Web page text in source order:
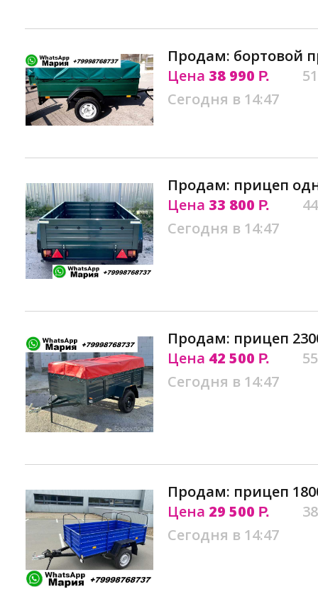
Продам: бортовой
Цена 38 990 Р.
Сегодня в 14:47
Продам: прицеп
Цена 33 800 Р.
Сегодня в 14:47
Продам: прицеп
Цена 42 500 Р.
Сегодня в 14:47
Продам: прицеп
Цена 29 500 Р.
Сегодня в 14:47